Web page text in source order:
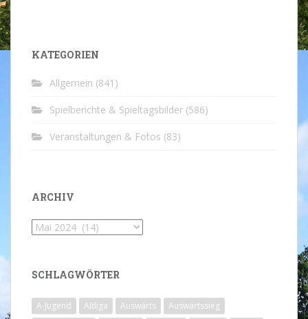
KATEGORIEN
Allgemein (841)
Spielberichte & Spieltagsbilder (586)
Veranstaltungen & Fotos (83)
ARCHIV
Archiv
SCHLAGWÖRTER
A-Jugend Altliga Auswärts
Auswärtssieg